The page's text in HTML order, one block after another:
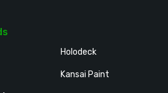
Holodeck
Kansai Paint